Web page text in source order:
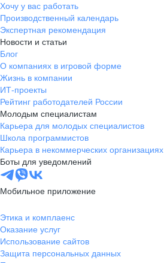
Хочу у вас работать
Производственный календарь
Экспертная рекомендация
Новости и статьи
Блог
О компаниях в игровой форме
Жизнь в компании
ИТ-проекты
Рейтинг работодателей России
Молодым специалистам
Карьера для молодых специалистов
Школа программистов
Карьера в некоммерческих организациях
Боты для уведомлений
Мобильное приложение
Этика и комплаенс
Оказание услуг
Использование сайтов
Защита персональных данных